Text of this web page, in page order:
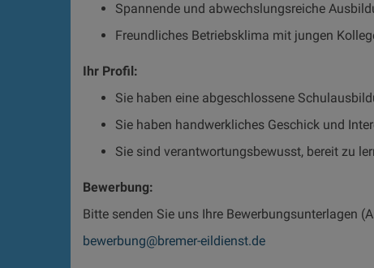
Spannende und abwechslungsreiche
Freundliches Betriebsklima mit jungen
Ihr Profil:
Sie haben eine abgeschlossene
Sie haben handwerkliches Geschick und
Sie sind verantwortungsbewusst, bereit zu
Bewerbung:
Bitte senden Sie uns Ihre Bewerbungsunterlagen
bewerbung@bremer-eildienst.de